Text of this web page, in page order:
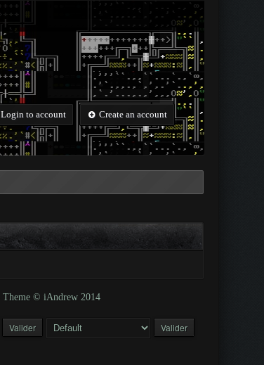
Login to account Create an account
Theme © iAndrew 2014